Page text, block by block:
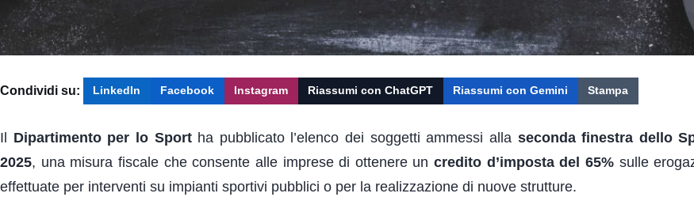
Condividi su: LinkedIn Facebook Instagram Riassumi con ChatGPT Riassumi con Gemini Stampa
Il Dipartimento per lo Sportha pubblicato l’elenco dei soggetti ammessi alla seconda finestra dello
2025, una misura fiscale che consente alle imprese di ottenere uncredito d’imposta del 65% sulle
effettuate per interventi su impianti sportivi pubblici o per la realizzazione di nuove strutture.